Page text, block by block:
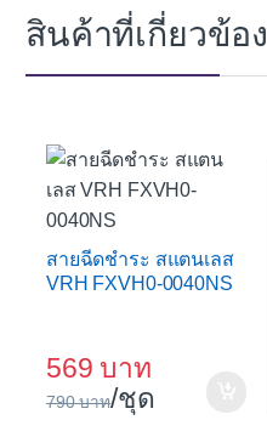
สินค้าที่เกี่ยวข้อง
สายฉีดชำระ สแตนเลส
VRH FXVH0-0040NS
569
790 /ชุด